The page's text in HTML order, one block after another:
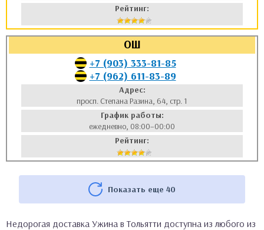
Рейтинг:
ОШ
+7 (903) 333-81-85
+7 (962) 611-83-89
Адрес:
просп. Степана Разина, 64, стр. 1
График работы:
ежедневно, 08:00–00:00
Рейтинг:
Показать еще 40
Недорогая доставка Ужина в Тольятти доступна из любого из